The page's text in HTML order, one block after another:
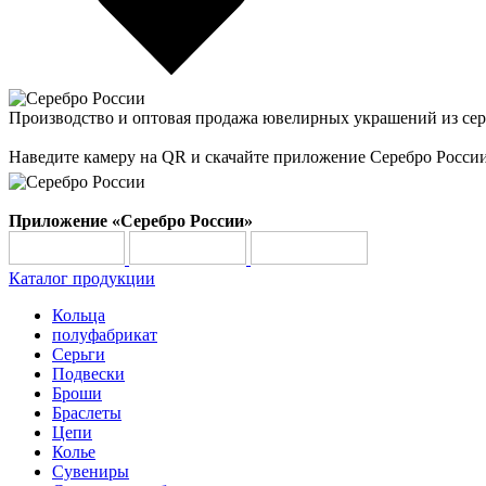
Производство и оптовая продажа ювелирных украшений из
Наведите камеру на QR и скачайте приложение Серебро
Приложение «Серебро России»
Каталог продукции
Кольца
полуфабрикат
Серьги
Подвески
Броши
Браслеты
Цепи
Колье
Сувениры